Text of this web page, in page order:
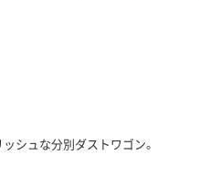
シュな分別ダストワゴン。